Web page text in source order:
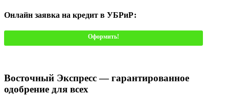
Онлайн заявка на кредит в УБРиР:
Оформить!
Восточный Экспресс — гарантированное
одобрение для всех